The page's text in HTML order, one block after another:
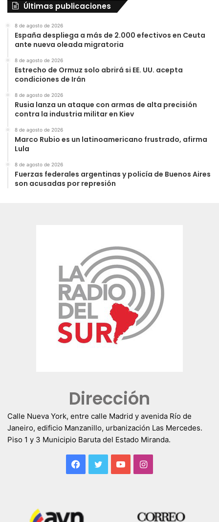
Últimas publicaciones
8 de agosto de 2026
España despliega a más de 2.000 efectivos en Ceuta
ante nueva oleada migratoria
8 de agosto de 2026
Estrecho de Ormuz solo abrirá si EE. UU. acepta
condiciones de Irán
8 de agosto de 2026
Rusia lanza un ataque con armas de alta precisión
contra la industria militar en Kiev
8 de agosto de 2026
Marco Rubio es un latinoamericano frustrado, afirma
Lula
8 de agosto de 2026
Fuerzas federales argentinas y policía de Buenos Aires
son acusadas por represión
Dirección
Calle Nueva York, entre calle Madrid y avenida Río de
Janeiro, edificio Manzanillo, urbanización Las Mercedes.
Piso 1 y 3 Municipio Baruta del Estado Miranda.
Facebook
TwitterYouTubeInstagram